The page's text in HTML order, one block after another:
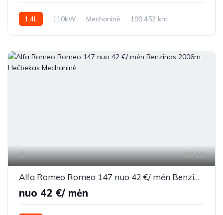
1.4L 110kW Mechaninė
199,452 km
12
Alfa Romeo Romeo 147 nuo 42 €/ mėn Benzinas 2006m. Hečbekas Mechaninė
nuo 42 €/ mėn